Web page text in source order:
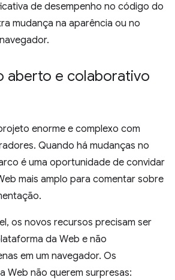
de desempenho no código do
mudança na aparência ou no
aberto e colaborativo
enorme e complexo com
Quando há mudanças no
é uma oportunidade de convidar
mais amplo para comentar sobre
os novos recursos precisam ser
da Web e não
em um navegador. Os
Web não querem surpresas: